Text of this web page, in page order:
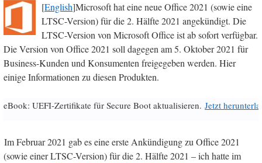
[English]Microsoft hat eine neue Office 2021 (sowie eine
LTSC-Version) für die 2. Hälfte 2021 angekündigt. Die
LTSC-Version von Microsoft Office ist ab sofort verfügbar.
Die Version von Office 2021 soll dagegen am 5. Oktober 2021 für
Business-Kunden und Konsumenten freigegeben werden. Hier
einige Informationen zu diesen Produkten.
eBook: UEFI-Zertifikate für Secure Boot aktualisieren. Jetzt
Im Februar 2021 gab es eine erste Ankündigung zu Office 2021
(sowie einer LTSC-Version) für die 2. Hälfte 2021 – ich hatte im